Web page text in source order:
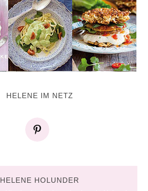
HELENE IM NETZ
HELENE HOLUNDER